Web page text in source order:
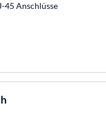
45 Anschlüsse